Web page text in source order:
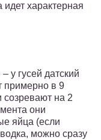
характерная
у гусей датский
примерно в 9
созревают на 2
они
яйца (если
можно сразу